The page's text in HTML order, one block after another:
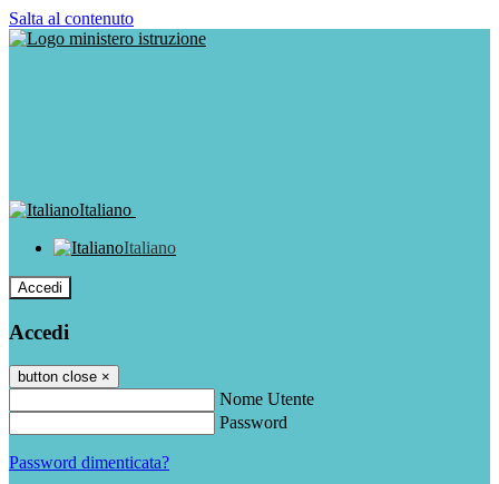
Salta al contenuto
Italiano
Italiano
Accedi
Accedi
button close ×
Nome Utente
Password
Password dimenticata?